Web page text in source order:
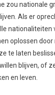
zou nationale
Als er
nationaliteiten
oplossen door
te laten
blijven, of
en leven.